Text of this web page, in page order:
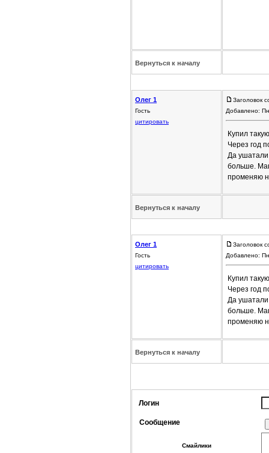
Вернуться к началу
Олег 1
Гость
цитировать
Заголовок
Добавлено:
Купил
Через год
Да ушатали
больше.
променяю
Вернуться к началу
Олег 1
Гость
цитировать
Заголовок
Добавлено:
Купил
Через год
Да ушатали
больше.
променяю
Вернуться к началу
Логин
Сообщение
Смайлики